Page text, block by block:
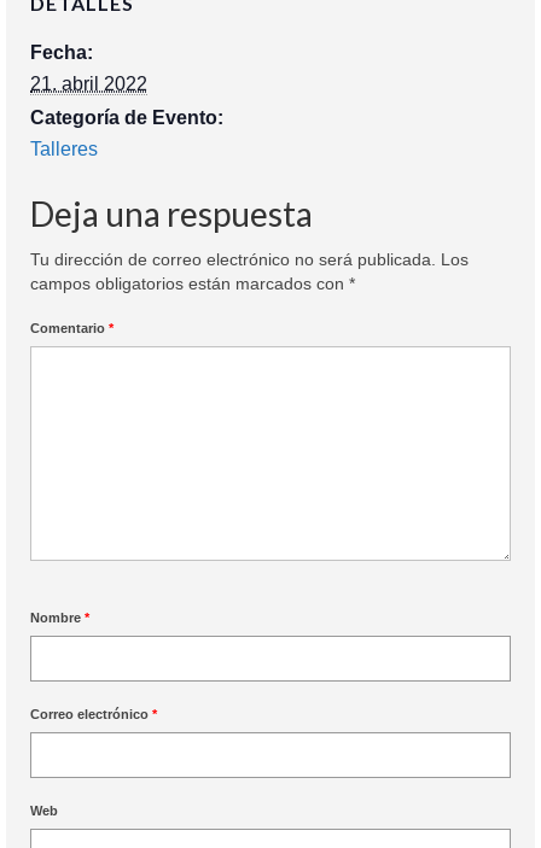
Fecha:
21. abril 2022
Categoría de Evento:
Talleres
Deja una respuesta
Tu dirección de correo electrónico no será publicada.
Los
campos obligatorios están marcados con *
Comentario *
Nombre *
Correo electrónico *
Web